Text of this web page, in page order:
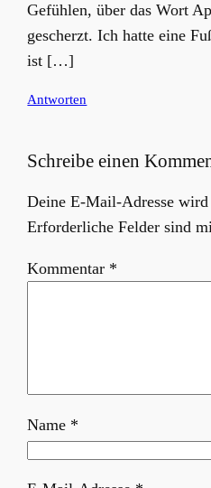
Gefühlen, über das Wort
gescherzt. Ich hatte eine
ist […]
Antworten
Schreibe einen
Deine E-Mail-Adresse
Erforderliche Felder sind
Kommentar *
Name *